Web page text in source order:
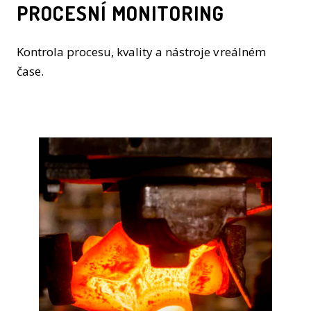
PROCESNÍ MONITORING
Kontrola procesu, kvality a nástroje v reálném
čase.